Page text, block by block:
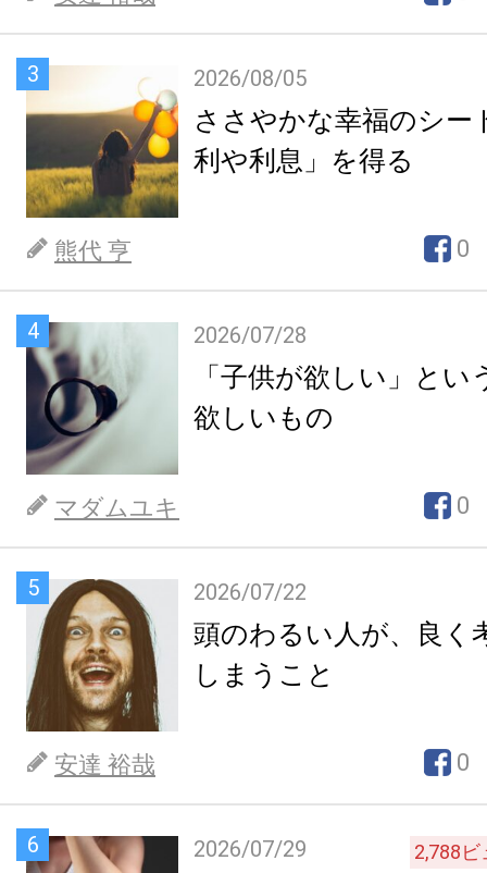
3 2026/08/05
ささやかな幸福のシー
利や利息」を得る
熊代 亨 0
4 2026/07/28
「子供が欲しい」とい
欲しいもの
マダムユキ 0
5 2026/07/22
頭のわるい人が、良く
しまうこと
安達 裕哉 0
6 2026/07/29 2,788ビ